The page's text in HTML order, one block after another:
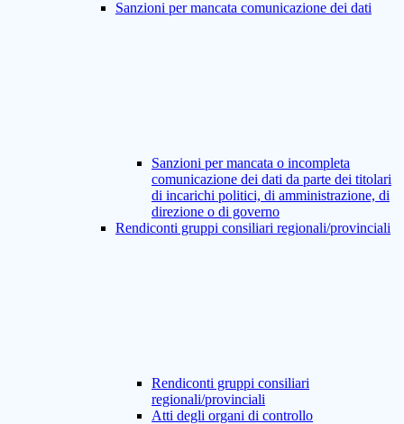
Sanzioni per mancata comunicazione dei dati
Sanzioni per mancata o incompleta
comunicazione dei dati da parte dei titolari
di incarichi politici, di amministrazione, di
direzione o di governo
Rendiconti gruppi consiliari regionali/provinciali
Rendiconti gruppi consiliari
regionali/provinciali
Atti degli organi di controllo